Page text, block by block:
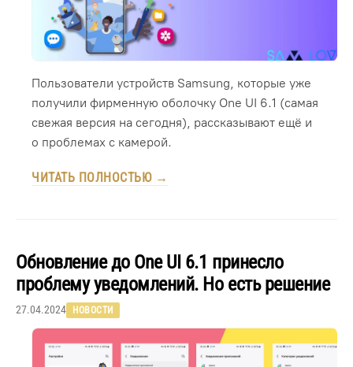
Пользователи устройств Samsung, которые уже
получили фирменную оболочку One UI 6.1 (самая
свежая версия на сегодня), рассказывают ещё и
о проблемах с камерой.
ЧИТАТЬ ПОЛНОСТЬЮ →
Обновление до One UI 6.1 принесло
проблему уведомлений. Но есть решение
27.04.2024 НОВОСТИ